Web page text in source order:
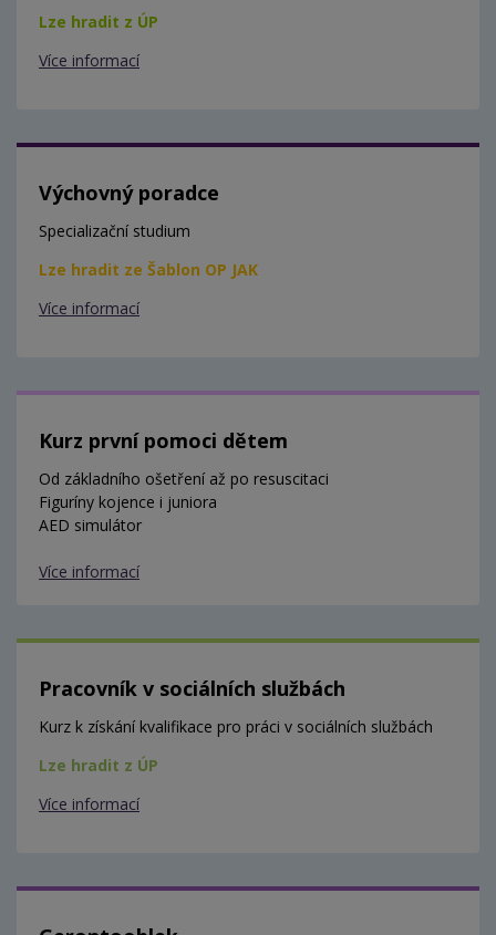
Lze hradit z ÚP
Více informací
Výchovný poradce
Specializační studium
Lze hradit ze Šablon OP JAK
Více informací
Kurz první pomoci dětem
Od základního ošetření až po resuscitaci
Figuríny kojence i juniora
AED simulátor
Více informací
Pracovník v sociálních službách
Kurz k získání kvalifikace pro práci v sociálních službách
Lze hradit z ÚP
Více informací